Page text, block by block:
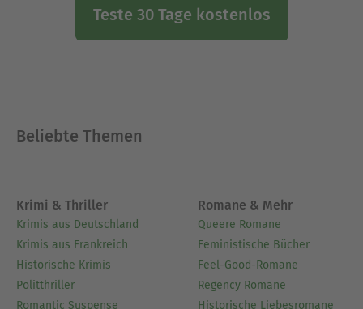
Teste 30 Tage kostenlos
Beliebte Themen
Krimi & Thriller
Krimis aus Deutschland
Krimis aus Frankreich
Historische Krimis
Politthriller
Romantic Suspense
Romane & Mehr
Queere Romane
Feministische Bücher
Feel-Good-Romane
Regency Romane
Historische Liebesromane